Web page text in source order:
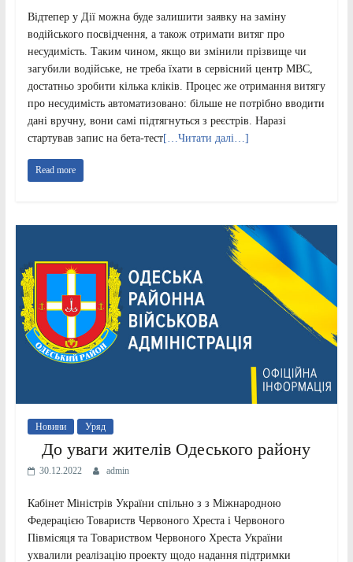
Відтепер у Дії можна буде залишити заявку на заміну
водійського посвідчення, а також отримати витяг про
несудимість. Таким чином, якщо ви змінили прізвище чи
загубили водійське, не треба їхати в сервісний центр МВС,
достатньо зробити кілька кліків. Процес же отримання витягу
про несудимість автоматизовано: більше не потрібно вводити
дані вручну, вони самі підтягнуться з реєстрів. Наразі
стартував запис на бета-тест[…Читати далі…]
Read more
Новини Уряд
До уваги жителів Одеського району
30.12.2022 admin
Кабінет Міністрів України спільно з з Міжнародною
Федерацією Товариств Червоного Хреста і Червоного
Півмісяця та Товариством Червоного Хреста України
ухвалили реалізацію проекту щодо надання підтримки